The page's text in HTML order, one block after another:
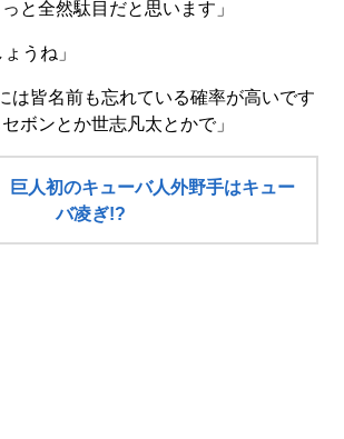
と全然駄目だと思います」
うね」
は皆名前も忘れている確率が高いです
ボンとか世志凡太とかで」
巨人初のキューバ人外野手はキュー
バ凌ぎ!?